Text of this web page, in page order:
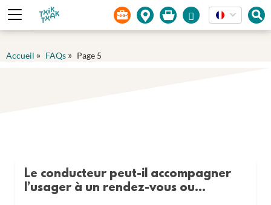
Panneau de gestion des cookies
Accueil » FAQs » Page 5
Le conducteur peut-il accompagner
l’usager à un rendez-vous ou...